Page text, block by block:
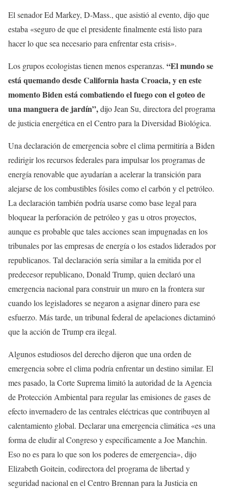
El senador Ed Markey, D-Mass., que asistió al evento, dijo que
estaba «seguro de que el presidente finalmente está listo para
hacer lo que sea necesario para enfrentar esta crisis».
Los grupos ecologistas tienen menos esperanzas. “El mundo se
está quemando desde California hasta Croacia, y en este
momento Biden está combatiendo el fuego con el goteo de
una manguera de jardín”,dijo Jean Su, directora del programa
de justicia energética en el Centro para la Diversidad Biológica.
Una declaración de emergencia sobre el clima permitiría a Biden
redirigir los recursos federales para impulsar los programas de
energía renovable que ayudarían a acelerar la transición para
alejarse de los combustibles fósiles como el carbón y el petróleo.
La declaración también podría usarse como base legal para
bloquear la perforación de petróleo y gas u otros proyectos,
aunque es probable que tales acciones sean impugnadas en los
tribunales por las empresas de energía o los estados liderados por
republicanos. Tal declaración sería similar a la emitida por el
predecesor republicano, Donald Trump, quien declaró una
emergencia nacional para construir un muro en la frontera sur
cuando los legisladores se negaron a asignar dinero para ese
esfuerzo. Más tarde, un tribunal federal de apelaciones dictaminó
que la acción de Trump era ilegal.
Algunos estudiosos del derecho dijeron que una orden de
emergencia sobre el clima podría enfrentar un destino similar. El
mes pasado, la Corte Suprema limitó la autoridad de la Agencia
de Protección Ambiental para regular las emisiones de gases de
efecto invernadero de las centrales eléctricas que contribuyen al
calentamiento global. Declarar una emergencia climática «es una
forma de eludir al Congreso y específicamente a Joe Manchin.
Eso no es para lo que son los poderes de emergencia», dijo
Elizabeth Goitein, codirectora del programa de libertad y
seguridad nacional en el Centro Brennan para la Justicia en